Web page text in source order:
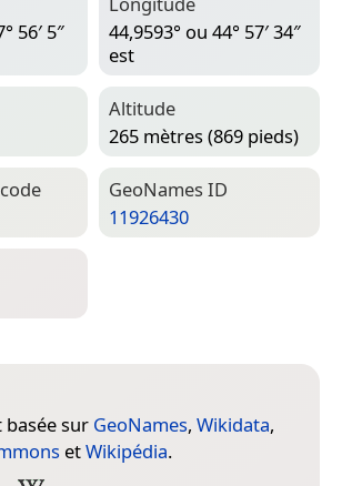
56′ 5″
44,9593° ou 44° 57′ 34″
est
Altitude
265 mètres (869 pieds)
Geo­Names ID
11926430
basée sur GeoNames, Wikidata,
etWikipédia.